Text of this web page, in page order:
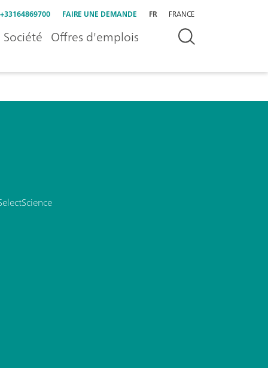
+33164869700 FAIRE UNE DEMANDE FR FRANCE
Société Offres d'emplois